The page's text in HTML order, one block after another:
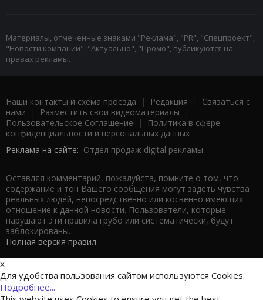
Материалы, отмеченные знаками "Реклама", "PR", "Спецпроект",
"Новости компаний", "Актуально", "Промо", публикуются на
правах рекламы.
Наши контакты и схема проезда | Редакция | Связаться с
нами | Разместить свои видеоматериалы |
Пользовательское Соглашение |
Политика в сфере
конфиденциальности и персональных данных
Реклама на сайте: Отдел продаж digital рекламы
Оставляя комментарий, пожалуйста, помните о том, что
содержание и тон Вашего сообщения могут задеть чувства
реальных людей, непосредственно или косвенно имеющих
отношение к данной новости. Пользователи, которые
нарушают эти правила грубо или систематически, будут
заблокированы.
Полная версия правил
x
Для удобства пользования сайтом используются Cookies.
Подробнее...